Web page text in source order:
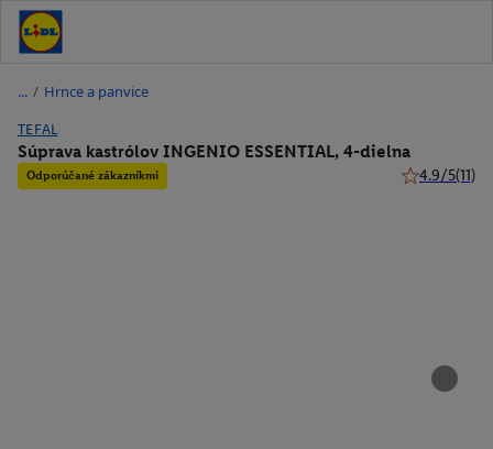
/ Hrnce a panvice
TEFAL
Súprava kastrólov INGENIO ESSENTIAL, 4-dielna
Odporúčané zákazníkmi 4.9/5(11)